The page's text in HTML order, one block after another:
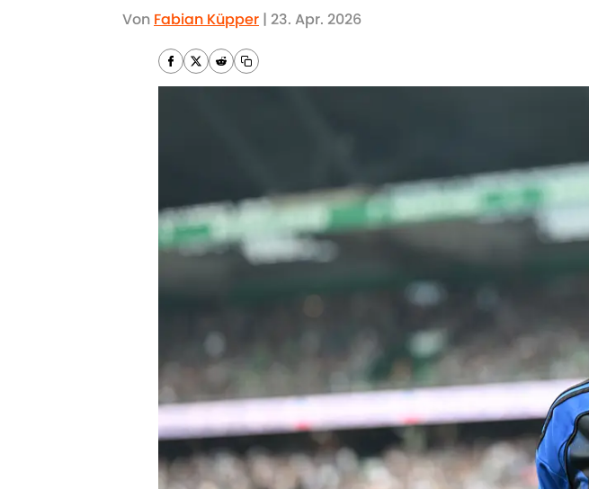
Von Fabian Küpper | 23. Apr. 2026